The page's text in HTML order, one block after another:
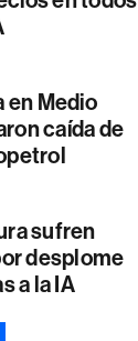
en Medio
caída de
sufren
desplome
a la IA